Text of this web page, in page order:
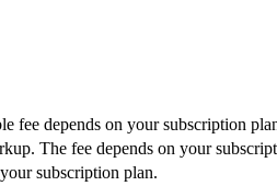
fee depends on your subscription
The fee depends on your
subscription plan.